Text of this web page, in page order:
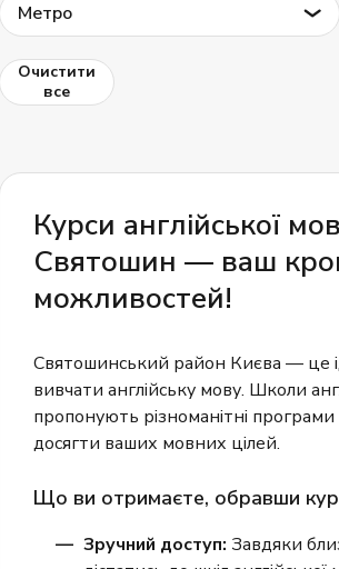
Метро
Очистити
все
Курси англійської
Святошин — ваш
можливостей!
Святошинський район Києва — це
вивчати англійську мову. Школи
пропонують різноманітні
досягти ваших мовних цілей.
Що ви отримаєте, обравши
Зручний доступ: Завдяки